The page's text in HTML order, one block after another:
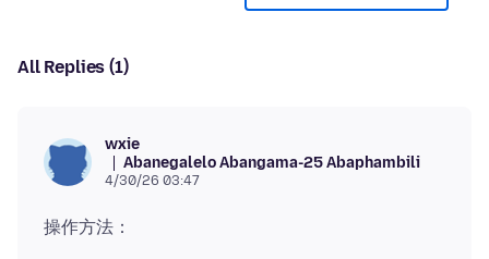
All Replies (1)
wxie
Abanegalelo Abangama-25 Abaphambili
4/30/26 03:47